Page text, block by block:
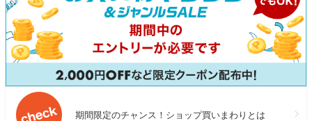
期間限定のチャンス！ショップ買いまわりとは